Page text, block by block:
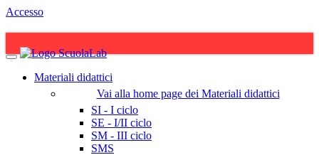
Accesso
Materiali didattici
Vai alla home page dei Materiali didattici
SI - I ciclo
SE - I/II ciclo
SM - III ciclo
SMS